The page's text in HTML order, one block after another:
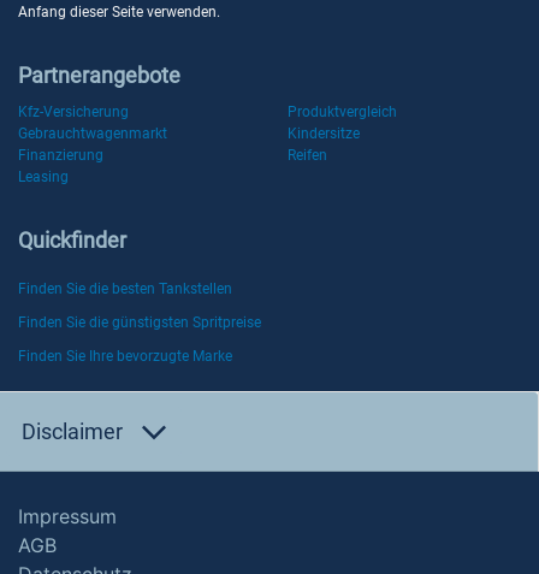
Anfang dieser Seite verwenden.
Partnerangebote
Kfz-Versicherung
Produktvergleich
Gebrauchtwagenmarkt
Kindersitze
Finanzierung
Reifen
Leasing
Quickfinder
Finden Sie die besten Tankstellen
Finden Sie die günstigsten Spritpreise
Finden Sie Ihre bevorzugte Marke
Disclaimer
Impressum
AGB